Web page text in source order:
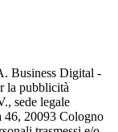
Business Digital -
la pubblicità
sede legale
46, 20093 Cologno